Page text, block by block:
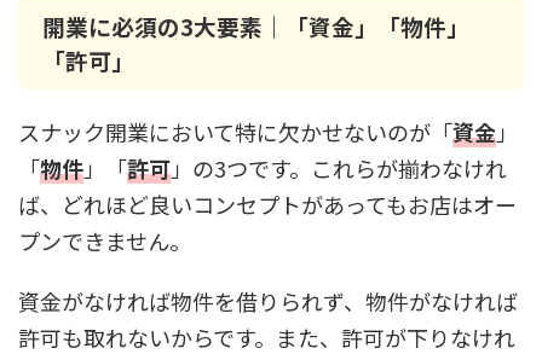
開業に必須の3大要素｜「資金」「物件」
「許可」
スナック開業において特に欠かせないのが「資金」
「物件」「許可」の3つです。これらが揃わなけれ
ば、どれほど良いコンセプトがあってもお店はオー
プンできません。
資金がなければ物件を借りられず、物件がなければ
許可も取れないからです。また、許可が下りなけれ